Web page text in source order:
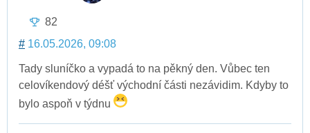
82
# 16.05.2026, 09:08
Tady sluníčko a vypadá to na pěkný den. Vůbec ten
celovíkendový déšť východní části nezávidim. Kdyby to
bylo aspoň v týdnu